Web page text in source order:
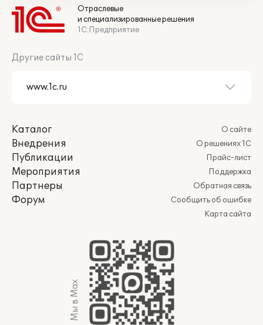
Отраслевые
и специализированные решения
1С:Предприятие
Другие сайты 1С
Каталог
Внедрения
Публикации
Мероприятия
Партнеры
Форум
О сайте
О решениях 1С
Прайс-лист
Поддержка
Обратная связь
Сообщить об ошибке
Карта сайта
Мы в Max